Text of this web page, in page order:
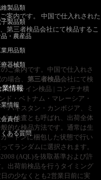
案内です。 中国で仕入れされた
第三者検品会社にて検品するこ
ご案内です。中国で仕入れさ
場合、 第三者検品会社にて検
インライン検品 | コンテナ積
ド・ベトナム・マレーシア・
パキスタン・カンボジア、ミ
ム検査とも呼ばれ、出荷全体
的な検品方法です。通常は生
ートンに梱包した状態で行い
てランダムに選択されます。
(AQL)を抜取基準および許
出荷前検品を行うタイミング
の少なくとも2営業日前に実
製品類
子製品類
・農産品
業用品類
器械類
業情報
情報
責任
くある質問